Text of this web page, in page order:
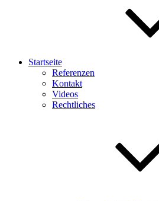
Startseite
Referenzen
Kontakt
Videos
Rechtliches